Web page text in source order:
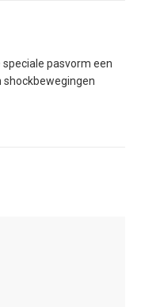
speciale pasvorm een